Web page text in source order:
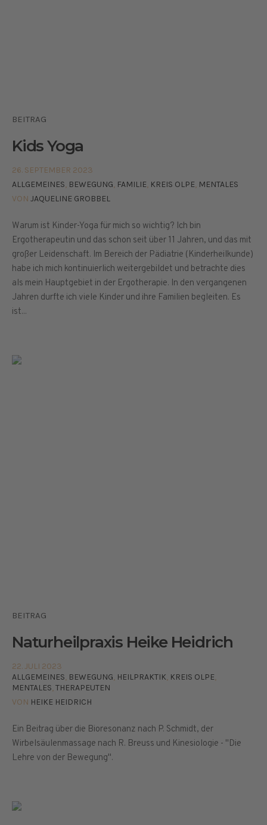
BEITRAG
Kids Yoga
26. SEPTEMBER 2023
ALLGEMEINES, BEWEGUNG, FAMILIE, KREIS OLPE, MENTALES
VON JAQUELINE GROBBEL
Warum ist Kinder-Yoga für mich so wichtig? Ich bin
Ergotherapeutin und das schon seit über 11 Jahren, und das mit
großer Leidenschaft. Im Bereich der Pädiatrie (Kinderheilkunde)
habe ich mich kontinuierlich weitergebildet und betrachte dies
als mein Hauptgebiet in der Ergotherapie. In den vergangenen
Jahren durfte ich viele Kinder und ihre Familien begleiten. Es
ist...
BEITRAG
Naturheilpraxis Heike Heidrich
22. JULI 2023
ALLGEMEINES, BEWEGUNG, HEILPRAKTIK, KREIS OLPE,
MENTALES,THERAPEUTEN
VON HEIKE HEIDRICH
Ein Beitrag über die Bioresonanz nach P. Schmidt, der
Wirbelsäulenmassage nach R. Breuss und Kinesiologie - "Die
Lehre von der Bewegung".